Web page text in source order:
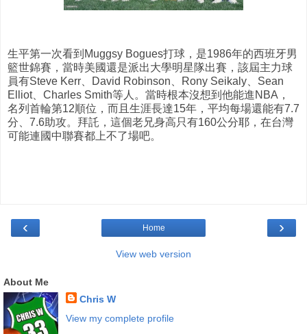
生平第一次看到Muggsy Bogues打球，是1986年的西班牙男
籃世錦賽，當時美國還是派出大學明星隊出賽，該屆主力球
員有Steve Kerr、David Robinson、Rony Seikaly、Sean
Elliot、Charles Smith等人。當時根本沒想到他能進NBA，
名列首輪第12順位，而且生涯長達15年，平均每場還能有7.7
分、7.6助攻。拜託，這個老兄身高只有160公分耶，在台灣
可能連國中聯賽都上不了場吧。
‹ ›
Home
View web version
About Me
Chris W
View my complete profile